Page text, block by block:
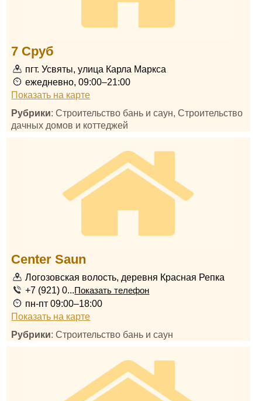
7 Сруб
пгт. Усвяты, улица Карла Маркса
ежедневно, 09:00–21:00
Показать на карте
Рубрики: Строительство бань и саун, Строительство
дачных домов и коттеджей
Center Saun
Логозовская волость, деревня Красная Репка
+7 (921) 0...Показать телефон
пн-пт 09:00–18:00
Показать на карте
Рубрики: Строительство бань и саун